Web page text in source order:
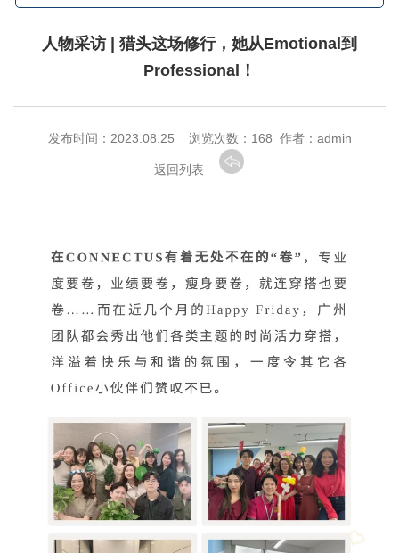
人物采访 | 猎头这场修行，她从Emotional到
Professional！
发布时间：2023.08.25 浏览次数： 168 作者：admin
返回列表